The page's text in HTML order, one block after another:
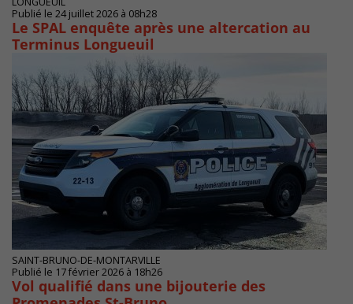
Publié le 24 juillet 2026 à 08h28
Le SPAL enquête après une altercation au
Terminus Longueuil
SAINT-BRUNO-DE-MONTARVILLE
Publié le 17 février 2026 à 18h26
Vol qualifié dans une bijouterie des